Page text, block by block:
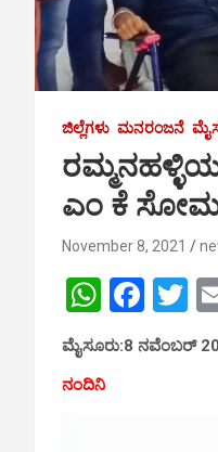
ಜಿಲ್ಲೆಗಳು ಮನರಂಜನೆ
ಎಂ ಕೆ
November 8, 2021
W
h
at
s
F
a
ce
T
wi
tt
ಮೈಸೂರು:8 ನವೆಂಬರ್
ನಂದಿನಿ